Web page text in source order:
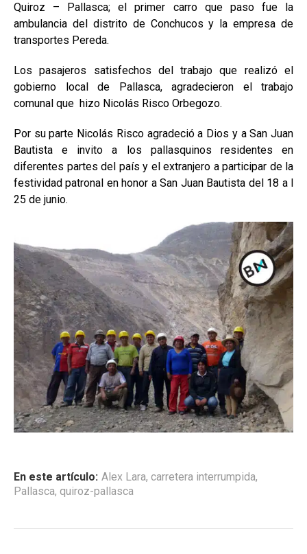
Quiroz – Pallasca; el primer carro que paso fue la
ambulancia del distrito de Conchucos y la empresa de
transportes Pereda.
Los pasajeros satisfechos del trabajo que realizó el
gobierno local de Pallasca, agradecieron el trabajo
comunal que hizo Nicolás Risco Orbegozo.
Por su parte Nicolás Risco agradeció a Dios y a San Juan
Bautista e invito a los pallasquinos residentes en
diferentes partes del país y el extranjero a participar de la
festividad patronal en honor a San Juan Bautista del 18 a l
25 de junio.
En este artículo: Alex Lara, carretera interrumpida,
Pallasca, quiroz-pallasca